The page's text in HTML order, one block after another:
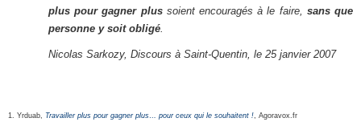
plus pour gagner plussoient encouragés à le faire, sans que
personne y soit obligé
Nicolas Sarkozy, Discours à Saint-Quentin, le 25 janvier 2007
1. Yrduab, Travailler plus pour gagner plus… pour ceux qui le souhaitent ! , Agoravox.fr